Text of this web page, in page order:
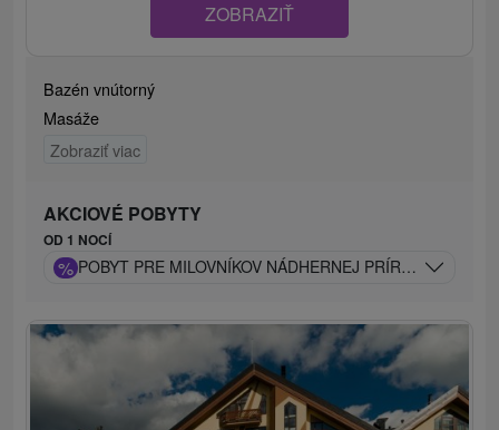
ZOBRAZIŤ
Bazén vnútorný
Masáže
Zobraziť viac
AKCIOVÉ POBYTY
OD 1 NOCÍ
% POBYT PRE MILOVNÍKOV NÁDHERNEJ PRÍRODY A